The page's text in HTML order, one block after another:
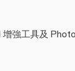
強工具及